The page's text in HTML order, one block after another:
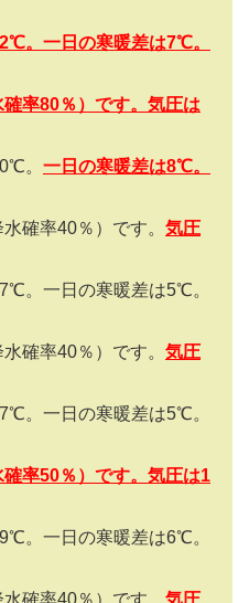
℃。一日の寒暖差は7℃。
確率80％）です。気圧は
℃。 一日の寒暖差は8℃。
水確率40％）です。 気圧
℃。一日の寒暖差は5℃。
水確率40％）です。 気圧
℃。一日の寒暖差は5℃。
確率50％）です。気圧は1
℃。一日の寒暖差は6℃。
水確率40％）です。 気圧